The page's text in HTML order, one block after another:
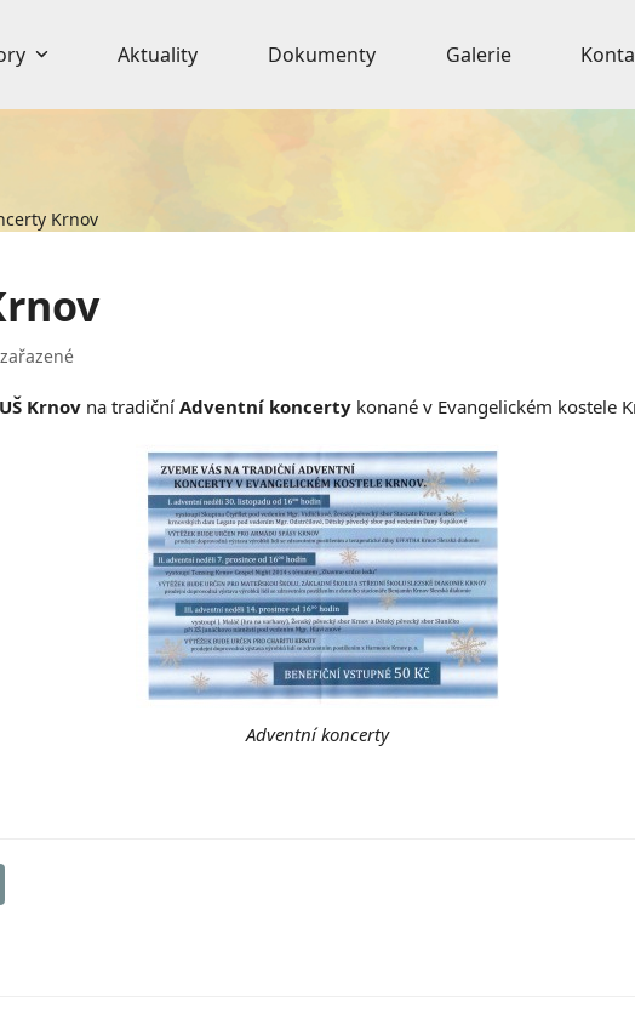
Aktuality Dokumenty Galerie
Krnov
Krnov na tradiční Adventní koncerty konané v Evangelickém kostele
Adventní koncerty